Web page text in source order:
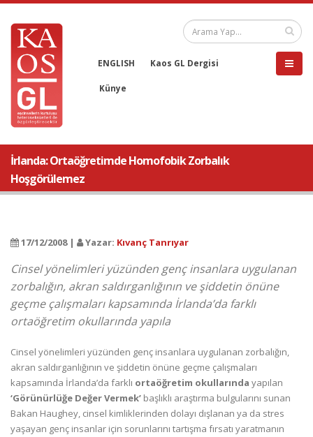
ENGLISH Kaos GL Dergisi
Künye
İrlanda: Ortaöğretimde Homofobik Zorbalık
Hoşgörülemez
17/12/2008 | Yazar: Kıvanç Tanrıyar
Cinsel yönelimleri yüzünden genç insanlara uygulanan
zorbalığın, akran saldırganlığının ve şiddetin önüne
geçme çalışmaları kapsamında İrlanda’da farklı
ortaöğretim okullarında yapıla
Cinsel yönelimleri yüzünden genç insanlara uygulanan zorbalığın,
akran saldırganlığının ve şiddetin önüne geçme çalışmaları
kapsamında İrlanda’da farklı ortaöğretim okullarında yapılan
‘Görünürlüğe Değer Vermek’ başlıklı araştırma bulgularını sunan
Bakan Haughey, cinsel kimliklerinden dolayı dışlanan ya da stres
yaşayan genç insanlar için sorunlarını tartışma fırsatı yaratmanın